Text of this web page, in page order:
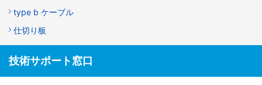
type b ケーブル
仕切り板
技術サポート窓口